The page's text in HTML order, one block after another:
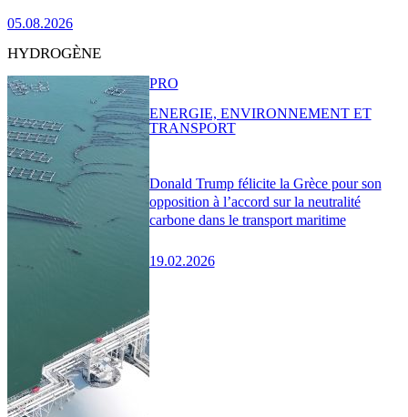
05.08.2026
HYDROGÈNE
Donald Trump félicite la Grèce pour son
opposition à l’accord sur la neutralité
carbone dans le transport maritime
19.02.2026
PRO
ENERGIE, ENVIRONNEMENT ET
TRANSPORT